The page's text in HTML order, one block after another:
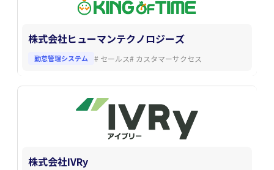
株式会社ヒューマンテクノロジーズ
勤怠管理システム # セールス# カスタマーサクセス
株式会社IVRy